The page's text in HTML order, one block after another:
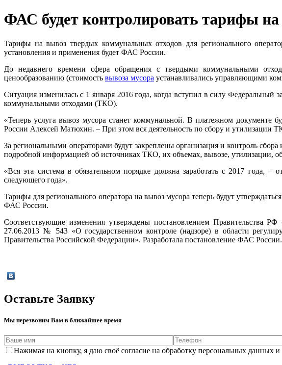
ФАС будет контролировать тарифы
Тарифы на вывоз твердых коммунальных отходов для регионального
установления и применения будет ФАС России.
До недавнего времени сфера обращения с твердыми коммунальными
ценообразованию (стоимость вывоза мусора устанавливались управляющими
Ситуация изменилась с 1 января 2016 года, когда вступил в силу
коммунальными отходами (ТКО).
«Теперь услуга вывоз мусора станет коммунальной. В платежном документе
России Алексей Матюхин. – При этом вся деятельность по сбору и утилизации
За региональными операторами будут закреплены организация и контроль сбора
подробной информацией об источниках ТКО, их объемах, вывозе, утилизации,
«Вся эта система в обязательном порядке должна заработать с 2017
следующего года».
Тарифы для регионального оператора на вывоз мусора теперь будут
ФАС России.
Соответствующие изменения утверждены постановлением Правительства
27.06.2013 № 543 «О государственном контроле (надзоре) в области
Правительства Российской Федерации». Разработала постановление ФАС России.
Оставьте Заявку
Мы перезвоним Вам в ближайшее время
Нажимая на кнопку, я даю своё согласие на обработку персональных данных